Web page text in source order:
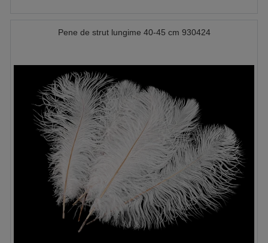
Pene de strut lungime 40-45 cm 930424